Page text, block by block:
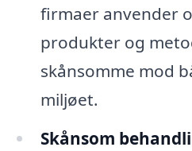
firmaer anvender
produkter og
skånsomme mod
miljøet.
Skånsom